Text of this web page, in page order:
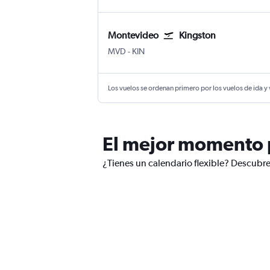
Montevideo Kingston
MVD Montevideo Internacional de Carrasco
- KIN Kingston Internacional Norman
Los vuelos se ordenan primero por los vuelos de ida
El mejor
¿Tienes un calendario flexible?